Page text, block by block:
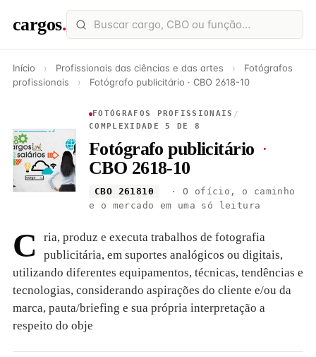
cargos.
Início › Profissionais das ciências e das artes ›
Fotógrafos
profissionais
› Fotógrafo publicitário · CBO 2618-10
FOTÓGRAFOS PROFISSIONAIS /
COMPLEXIDADE 5 DE 8
Fotógrafo publicitário ·
CBO 2618-10
CBO 261810
· O ofício, o caminho
e o mercado em uma só leitura
C
ria, produz e executa trabalhos de fotografia
publicitária, em suportes analógicos ou digitais,
utilizando diferentes equipamentos, técnicas, tendências e
tecnologias, considerando aspirações do cliente e/ou da
marca, pauta/briefing e sua própria interpretação a
respeito do obje